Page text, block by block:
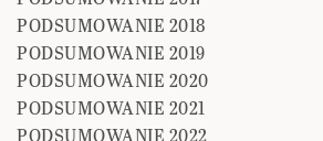
PODSUMOWANIE 2018
PODSUMOWANIE 2019
PODSUMOWANIE 2020
PODSUMOWANIE 2021
PODSUMOWANIE 2022